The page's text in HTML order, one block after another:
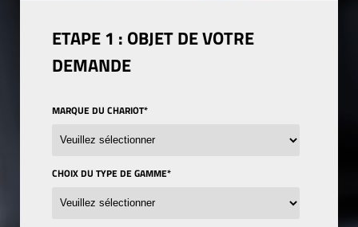
ETAPE 1 : OBJET DE VOTRE
DEMANDE
MARQUE DU CHARIOT*
CHOIX DU TYPE DE GAMME*